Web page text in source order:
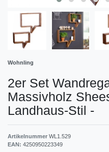
Wohnling
2er Set
Massivholz
Landhaus-Stil -
Artikelnummer WL1.529
EAN: 4250950223349